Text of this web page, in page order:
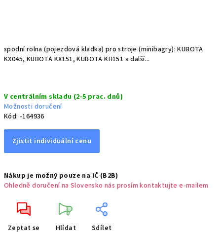
spodní rolna (pojezdová kladka) pro stroje (minibagry): KUBOTA
KX045, KUBOTA KX151, KUBOTA KH151 a další...
cena:
V centrálním skladu (2-5 prac. dnů)
Možnosti doručení
Kód: -164936
Zjistit individuální cenu
Nákup je možný pouze na IČ (B2B)
Ohledně doručení na Slovensko nás prosím kontaktujte e-mailem
Zeptat se Hlídat Sdílet